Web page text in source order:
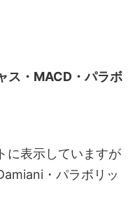
・MACD・パラボ
に表示していますが
・パラボリッ